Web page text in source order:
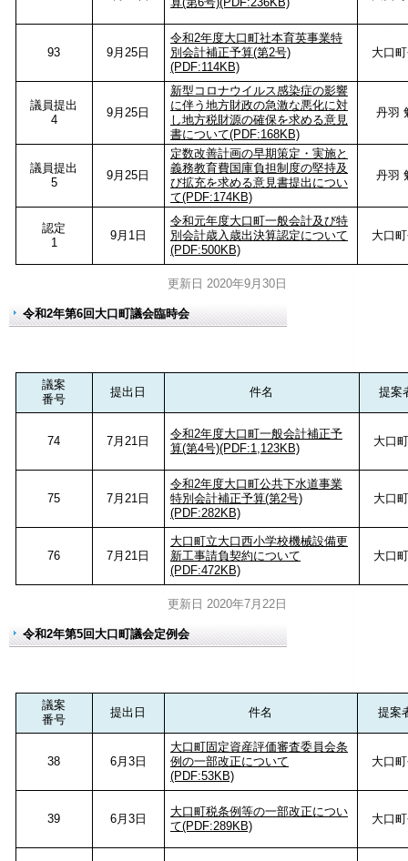
93 9月25日
令和2年度大口町社本育英事業特
別会計補正予算(第2号)
(PDF:114KB)
大口
議員提出
4
9月25日
新型コロナウイルス感染症の影響
に伴う地方財政の急激な悪化に対
し地方税財源の確保を求める意見
書について(PDF:168KB)
丹羽
議員提出
5
9月25日
定数改善計画の早期策定・実施と
義務教育費国庫負担制度の堅持及
び拡充を求める意見書提出につい
て(PDF:174KB)
丹羽
認定
1
9月1日
令和元年度大口町一般会計及び特
別会計歳入歳出決算認定について
(PDF:500KB)
大口
更新日 2020年9月30日
令和2年第6回大口町議会臨時会
議案
番号
提出日 件名 提案
74 7月21日
令和2年度大口町一般会計補正予
算(第4号)(PDF:1,123KB)
大口
75 7月21日
令和2年度大口町公共下水道事業
特別会計補正予算(第2号)
(PDF:282KB)
大口
76 7月21日
大口町立大口西小学校機械設備更
新工事請負契約について
(PDF:472KB)
大口
更新日 2020年7月22日
令和2年第5回大口町議会定例会
議案
番号
提出日 件名 提案
38 6月3日
大口町固定資産評価審査委員会条
例の一部改正について
(PDF:53KB)
大口
39 6月3日
大口町税条例等の一部改正につい
て(PDF:289KB)
大口